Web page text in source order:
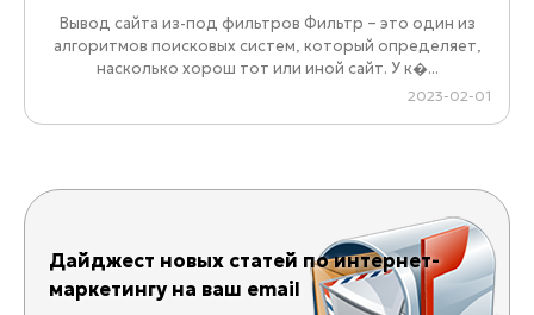
Вывод сайта из-под фильтров Фильтр – это один из
алгоритмов поисковых систем, который определяет,
насколько хорош тот или иной сайт. У к�...
2023-02-01
Дайджест новых статей по интернет-
маркетингу на ваш email